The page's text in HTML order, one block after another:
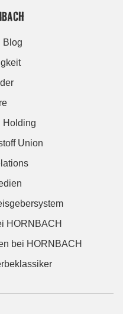
Blog
Holding
Union
HORNBACH
bei HORNBACH